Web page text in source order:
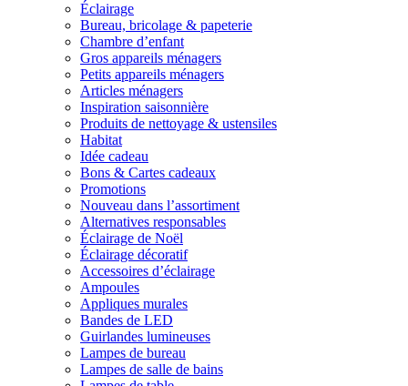
Éclairage
Bureau, bricolage & papeterie
Chambre d’enfant
Gros appareils ménagers
Petits appareils ménagers
Articles ménagers
Inspiration saisonnière
Produits de nettoyage & ustensiles
Habitat
Idée cadeau
Bons & Cartes cadeaux
Promotions
Nouveau dans l’assortiment
Alternatives responsables
Éclairage de Noël
Éclairage décoratif
Accessoires d’éclairage
Ampoules
Appliques murales
Bandes de LED
Guirlandes lumineuses
Lampes de bureau
Lampes de salle de bains